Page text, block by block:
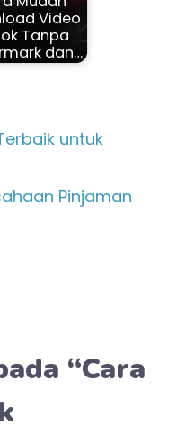
Video
Tanpa
dan…
untuk
Pinjaman
“Cara